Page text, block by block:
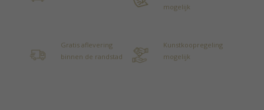
mogelijk
Gratis aflevering
binnen de randstad
Kunstkoopregeling
mogelijk